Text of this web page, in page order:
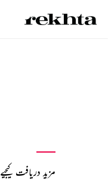
مزید دریافت کیجیے